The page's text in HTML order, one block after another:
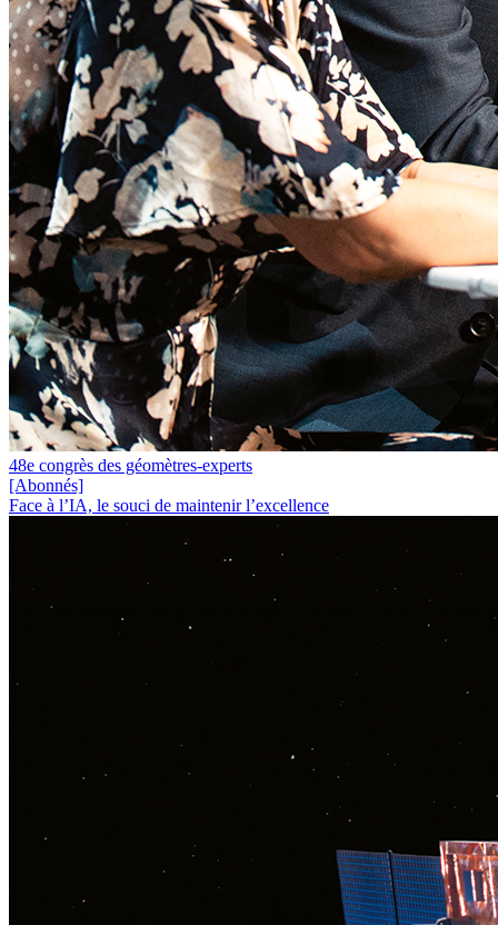
48e congrès des géomètres-experts
[Abonnés]
Face à l’IA, le souci de maintenir l’excellence